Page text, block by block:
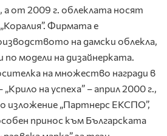
а от 2009 г. облеклата носят
Фирмата е
на дамски облекла,
модели на дизайнерката.
на множество награди в
на успеха” – април 2000 г.,
„Партнерс ЕКСПО”,
принос към Българската